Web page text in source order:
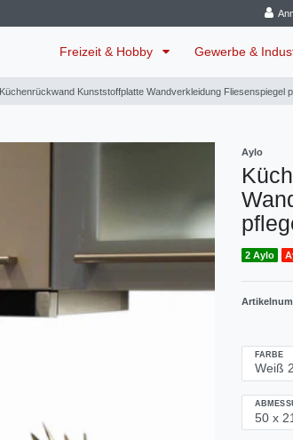
Freizeit & Hobby Gewerbe &
Küchenrückwand Kunststoffplatte Wandverkleidung Fliesenspiegel
Aylo
2 Aylo
FARBE